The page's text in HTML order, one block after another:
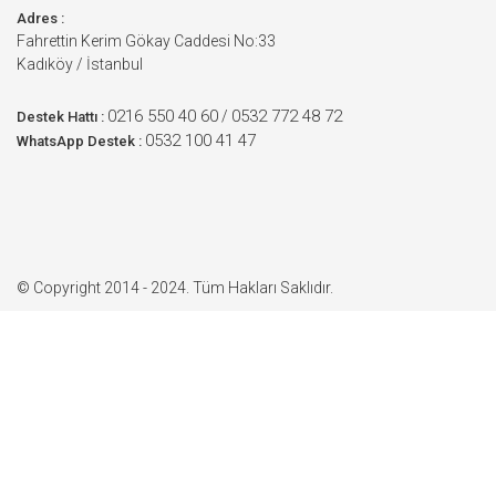
Adres :
Fahrettin Kerim Gökay Caddesi No:33
Kadıköy / İstanbul
Destek Hattı : 0216 550 40 60 / 0532 772 48 72
WhatsApp Destek : 0532 100 41 47
© Copyright 2014 - 2024. Tüm Hakları Saklıdır.